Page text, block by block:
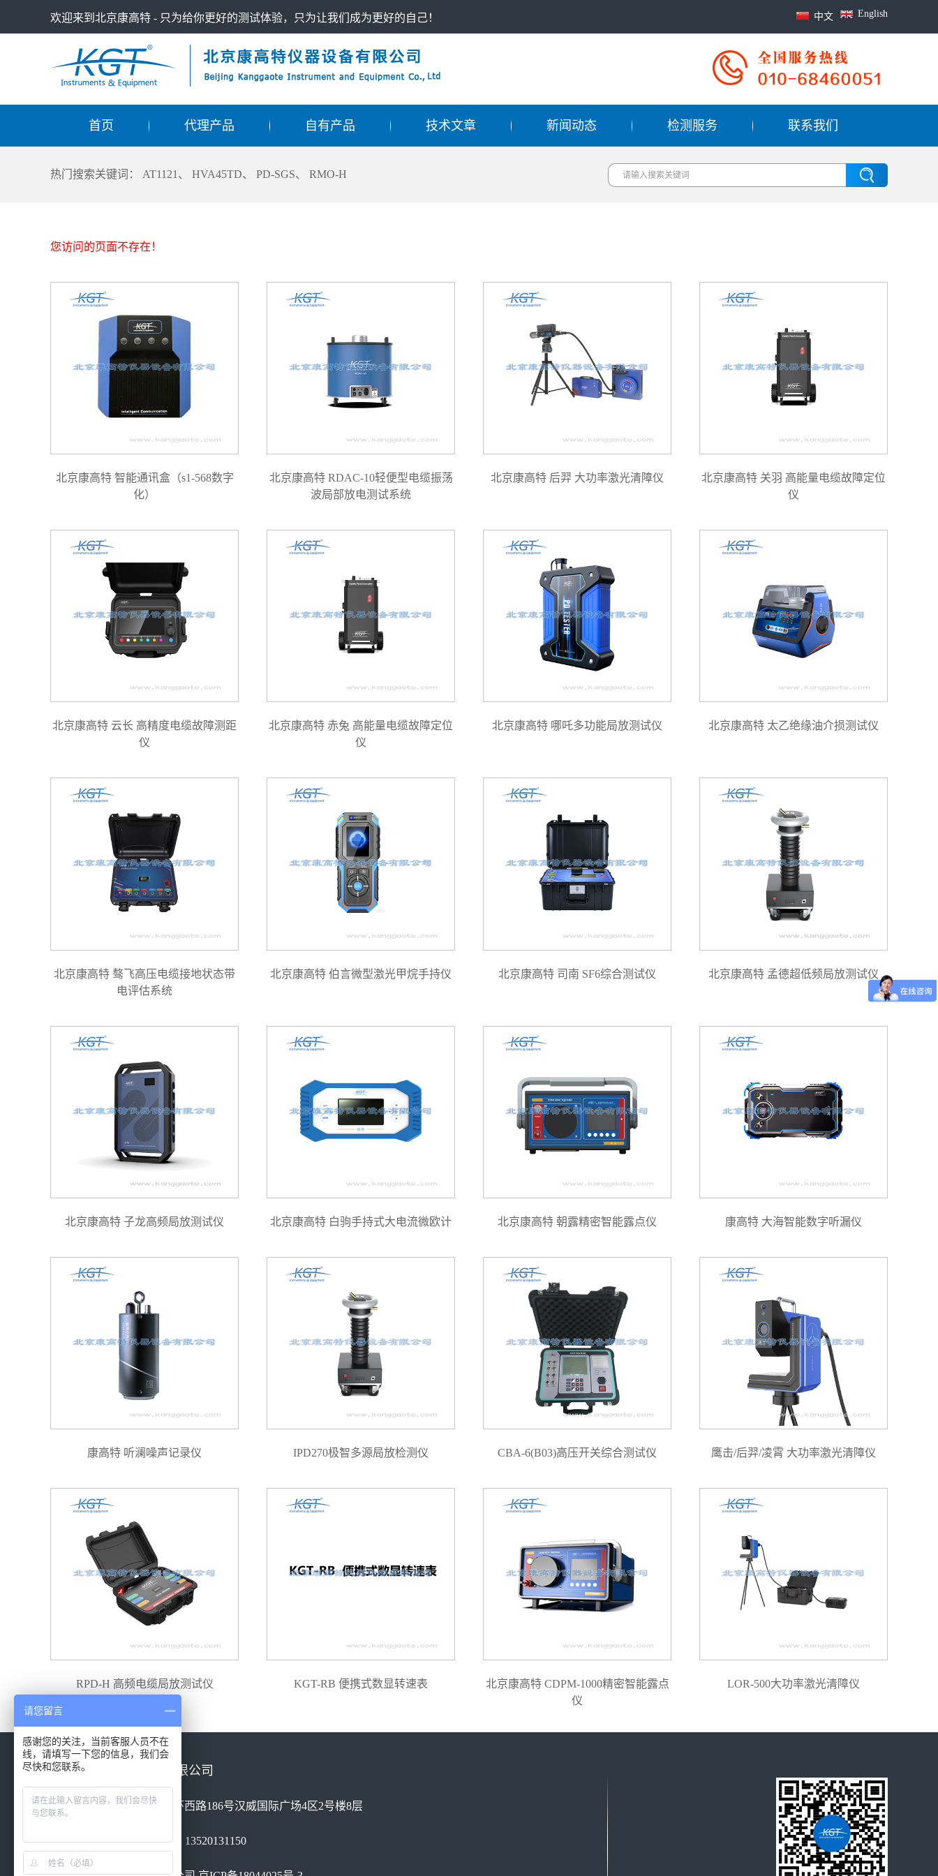
欢迎来到北京康高特 - 只为给你更好的测试体验，只为让我们成为更好的自己！ English
中文
首页 代理产品 自有产品 技术文章 新闻动态 检测服务 联系我们
热门搜索关键词： AT1121 、 HVA45TD、 PD-SGS、 RMO-H
您访问的页面不存在！
北京康高特 智能通讯盒（s1-568数字
化）
北京康高特 RDAC-10轻便型电缆振荡
波局部放电测试系统
北京康高特 后羿 大功率激光清障仪
北京康高特 关羽 高能量电缆故障定位
仪
北京康高特 云长 高精度电缆故障测距
仪
北京康高特 赤兔 高能量电缆故障定位
仪
北京康高特 哪吒多功能局放测试仪 北京康高特 太乙绝缘油介损测试仪
北京康高特 骜飞高压电缆接地状态带
电评估系统
北京康高特 伯言微型激光甲烷手持仪 北京康高特 司南 SF6综合测试仪 北京康高特 孟德超低频局放测试仪
北京康高特 子龙高频局放测试仪 北京康高特 白驹手持式大电流微欧计 北京康高特 朝露精密智能露点仪 康高特 大海智能数字听漏仪
康高特 听澜噪声记录仪 IPD270极智多源局放检测仪 CBA-6(B03)高压开关综合测试仪 鹰击/后羿/凌霄 大功率激光清障仪
RPD-H 高频电缆局放测试仪 KGT-RB 便携式数显转速表
北京康高特 CDPM-1000精密智能露点
仪
LOR-500大功率激光清障仪
北京康高特仪器设备有限公司
地址：北京市丰台区南四环西路186号汉威国际广场4区2号楼8层
电话：010-68460051 手机：13520131150
请您留言
感谢您的关注，当前客服人员不在
线，请填写一下您的信息，我们会
尽快和您联系。